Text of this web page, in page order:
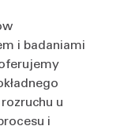
i badaniami
u
i